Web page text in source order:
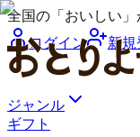
全国の「おいしい
ログイン
新規
ジャンル
ギフト